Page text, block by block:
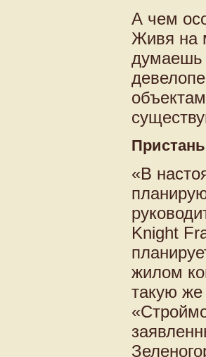
А чем
Живя на
думаешь
«В
Knight
жилом
такую